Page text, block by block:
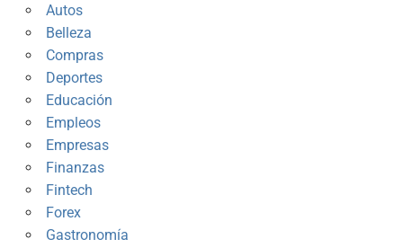
Autos
Belleza
Compras
Deportes
Educación
Empleos
Empresas
Finanzas
Fintech
Forex
Gastronomía